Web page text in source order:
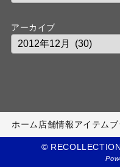
アーカイブ
ホーム 店舗情報アイテム
©